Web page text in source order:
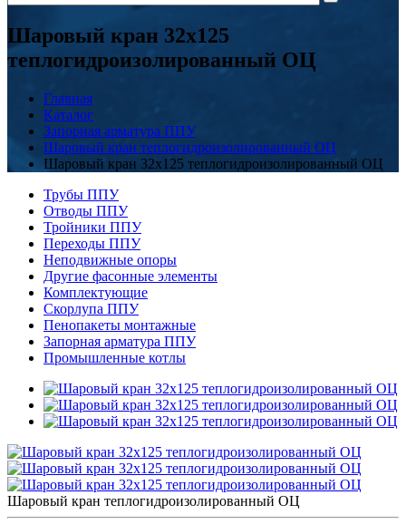
Шаровый кран 32x125
теплогидроизолированный ОЦ
Главная
Каталог
Запорная арматура ППУ
Шаровый кран теплогидроизолированный ОЦ
Шаровый кран 32x125 теплогидроизолированный ОЦ
Трубы ППУ
Отводы ППУ
Тройники ППУ
Переходы ППУ
Неподвижные опоры
Другие фасонные элементы
Комплектующие
Скорлупа ППУ
Пенопакеты монтажные
Запорная арматура ППУ
Промышленные котлы
Шаровый кран теплогидроизолированный ОЦ